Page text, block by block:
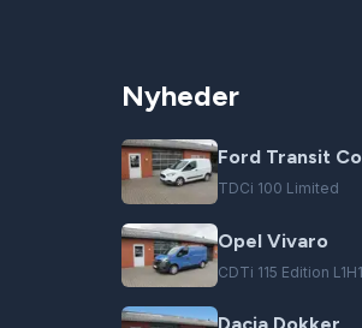
Nyheder
Ford Transit
TDCi 100 Limited
Opel Vivaro
CDTi 115 Edition L1H1